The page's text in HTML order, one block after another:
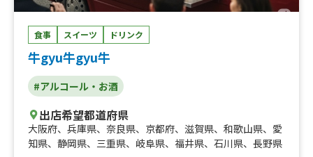
食事 スイーツ ドリンク
牛gyu牛gyu牛
#アルコール・お酒
出店希望都道府県
大阪府、 兵庫県、 奈良県、 京都府、 滋賀県、 和歌山県、 愛
知県、 静岡県、 三重県、 岐阜県、 福井県、 石川県、 長野県